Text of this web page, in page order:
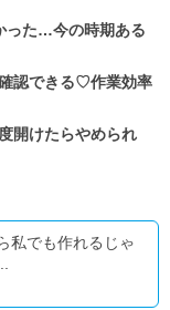
った…今の時期ある
認できる♡作業効率
開けたらやめられ
私でも作れるじゃ